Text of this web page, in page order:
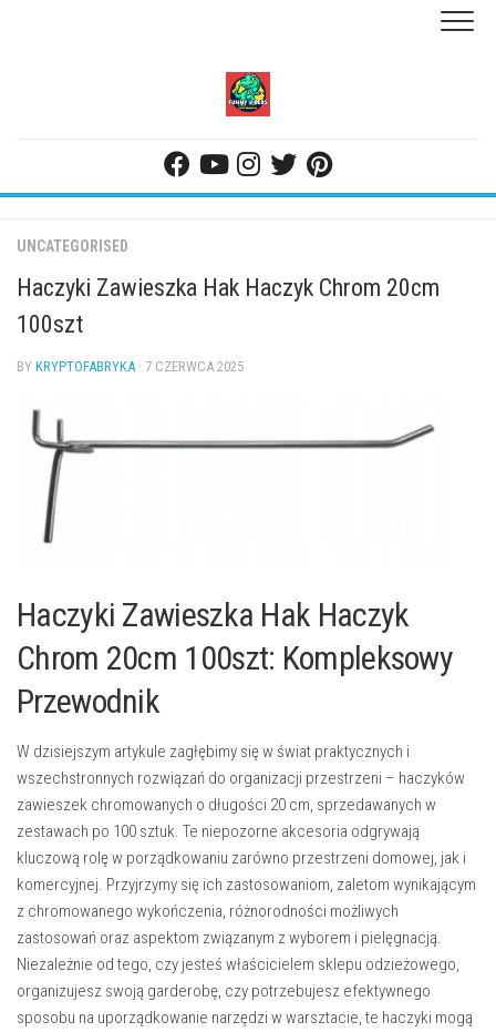
UNCATEGORISED
Haczyki Zawieszka Hak Haczyk Chrom 20cm
100szt
BY KRYPTOFABRYKA · 7 CZERWCA 2025
Haczyki Zawieszka Hak Haczyk
Chrom 20cm 100szt: Kompleksowy
Przewodnik
W dzisiejszym artykule zagłębimy się w świat praktycznych i
wszechstronnych rozwiązań do organizacji przestrzeni – haczyków
zawieszek chromowanych o długości 20 cm, sprzedawanych w
zestawach po 100 sztuk. Te niepozorne akcesoria odgrywają
kluczową rolę w porządkowaniu zarówno przestrzeni domowej, jak i
komercyjnej. Przyjrzymy się ich zastosowaniom, zaletom wynikającym
z chromowanego wykończenia, różnorodności możliwych
zastosowań oraz aspektom związanym z wyborem i pielęgnacją.
Niezależnie od tego, czy jesteś właścicielem sklepu odzieżowego,
organizujesz swoją garderobę, czy potrzebujesz efektywnego
sposobu na uporządkowanie narzędzi w warsztacie, te haczyki mogą